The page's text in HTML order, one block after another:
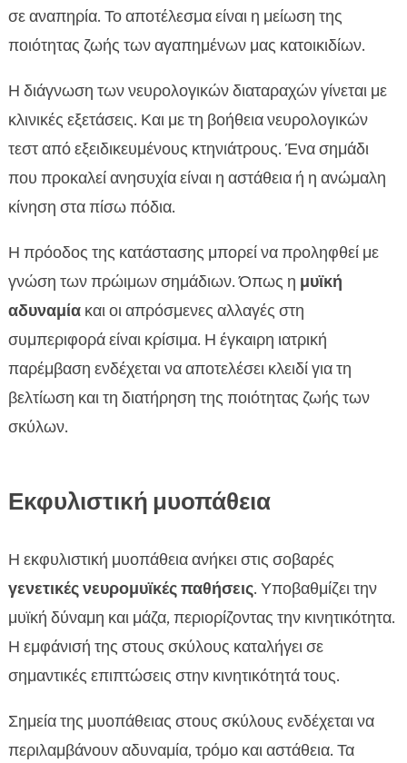
σε αναπηρία. Το αποτέλεσμα είναι η μείωση της
ποιότητας ζωής των αγαπημένων μας κατοικιδίων.
Η διάγνωση των νευρολογικών διαταραχών γίνεται με
κλινικές εξετάσεις. Και με τη βοήθεια νευρολογικών
τεστ από εξειδικευμένους κτηνιάτρους. Ένα σημάδι
που προκαλεί ανησυχία είναι η αστάθεια ή η ανώμαλη
κίνηση στα πίσω πόδια.
Η πρόοδος της κατάστασης μπορεί να προληφθεί με
γνώση των πρώιμων σημάδιων. Όπως η μυϊκή
αδυναμίακαι οι απρόσμενες αλλαγές στη
συμπεριφορά είναι κρίσιμα. Η έγκαιρη ιατρική
παρέμβαση ενδέχεται να αποτελέσει κλειδί για τη
βελτίωση και τη διατήρηση της ποιότητας ζωής των
σκύλων.
Εκφυλιστική μυοπάθεια
Η εκφυλιστική μυοπάθεια ανήκει στις σοβαρές
γενετικές νευρομυϊκές παθήσεις. Υποβαθμίζει την
μυϊκή δύναμη και μάζα, περιορίζοντας την κινητικότητα.
Η εμφάνισή της στους σκύλους καταλήγει σε
σημαντικές επιπτώσεις στην κινητικότητά τους.
Σημεία της μυοπάθειας στους σκύλους ενδέχεται να
περιλαμβάνουν αδυναμία, τρόμο και αστάθεια. Τα